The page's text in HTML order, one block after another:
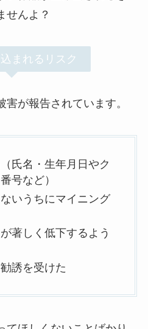
せんよ？
まれるリスク
が報告されています。
氏名・生年月日やク
号など）
いうちにマイニング
著しく低下するよう
誘を受けた